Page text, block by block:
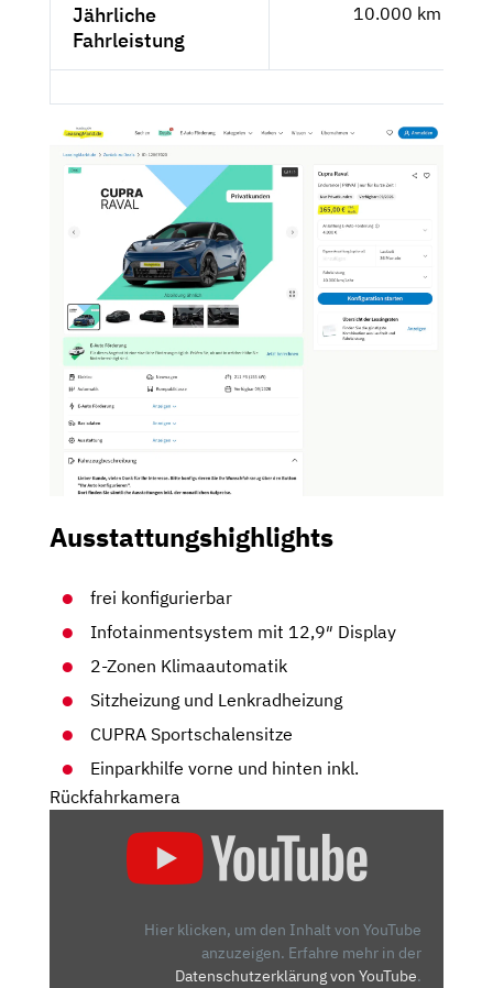
Jährliche
Fahrleistung
10.000 km
Ausstattungshighlights
frei konfigurierbar
Infotainmentsystem mit 12,9″ Display
2-Zonen Klimaautomatik
Sitzheizung und Lenkradheizung
CUPRA Sportschalensitze
Einparkhilfe vorne und hinten inkl.
Rückfahrkamera
Hier klicken, um den Inhalt von YouTube
anzuzeigen. Erfahre mehr in der
Datenschutzerklärung von YouTube.